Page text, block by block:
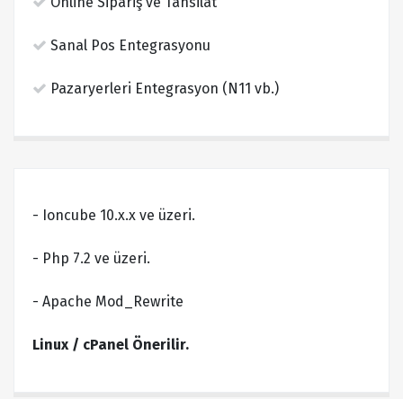
Sanal Pos Entegrasyonu
Pazaryerleri Entegrasyon (N11 vb.)
- Ioncube 10.x.x ve üzeri.
- Php 7.2 ve üzeri.
- Apache Mod_Rewrite
Linux / cPanel Önerilir.